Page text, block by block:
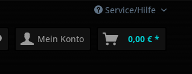
Service/Hilfe
Mein Konto 0,00 € *